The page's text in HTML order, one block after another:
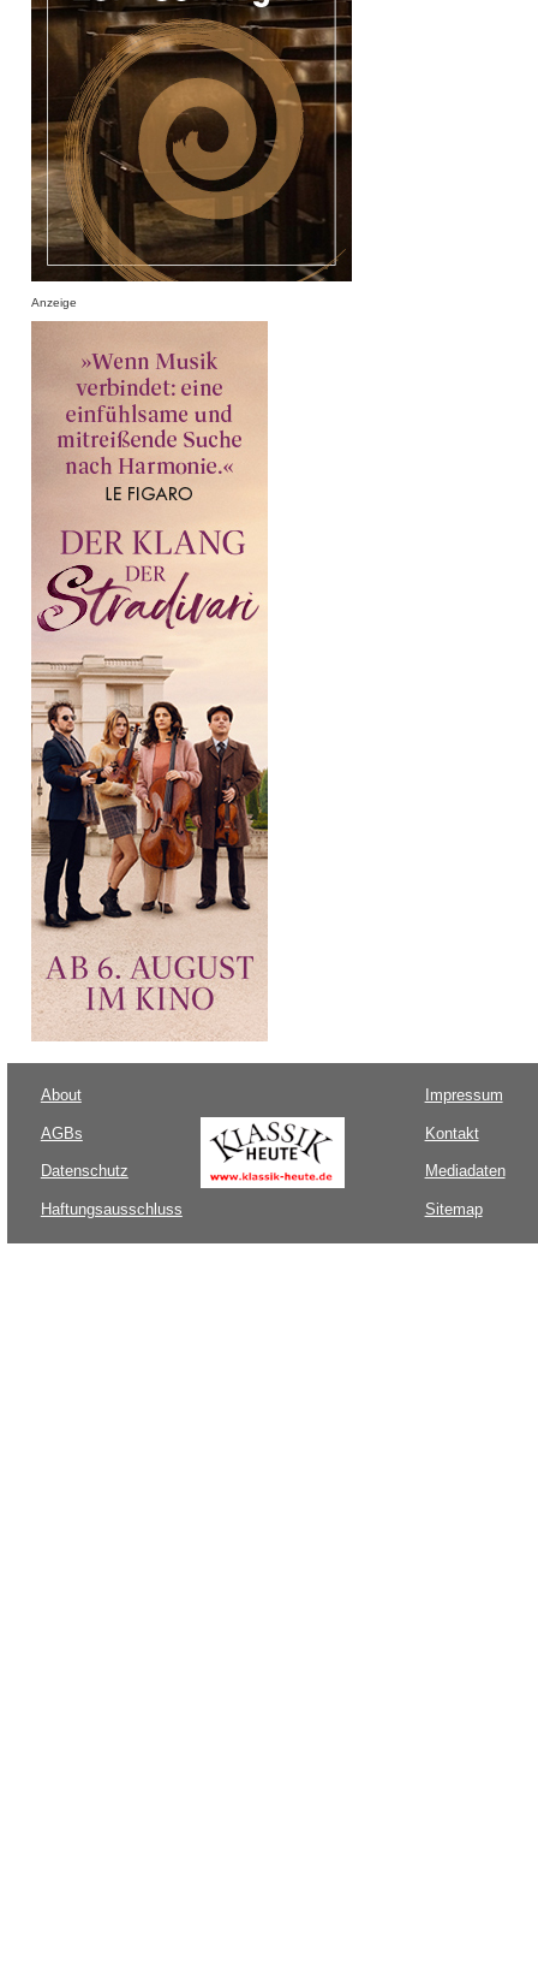
Anzeige
About
AGBs
Datenschutz
Haftungsausschluss
Impressum
Kontakt
Mediadaten
Sitemap